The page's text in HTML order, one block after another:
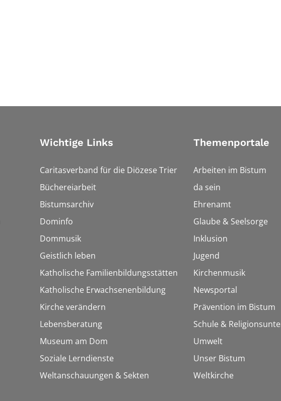
Wichtige Links
Caritasverband für die Diözese Trier
Büchereiarbeit
Bistumsarchiv
Dominfo
Dommusik
Geistlich leben
Katholische Familienbildungsstätten
Katholische Erwachsenenbildung
Kirche verändern
Lebensberatung
Museum am Dom
Soziale Lerndienste
Weltanschauungen & Sekten
Themenportale
Arbeiten im Bistum
da sein
Ehrenamt
Glaube & Seelsorge
Inklusion
Jugend
Kirchenmusik
Newsportal
Prävention im Bistum
Schule &
Umwelt
Unser Bistum
Weltkirche